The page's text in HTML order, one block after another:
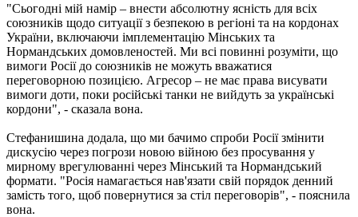
"Сьогодні мій намір – внести абсолютну ясність для всіх
союзників щодо ситуації з безпекою в регіоні та на кордонах
України, включаючи імплементацію Мінських та
Нормандських домовленостей. Ми всі повинні розуміти, що
вимоги Росії до союзників не можуть вважатися
переговорною позицією. Агресор – не має права висувати
вимоги доти, поки російські танки не вийдуть за українські
кордони", - сказала вона.
Стефанишина додала, що ми бачимо спроби Росії змінити
дискусію через погрози новою війною без просування у
мирному врегулюванні через Мінський та Нормандський
формати. "Росія намагається нав'язати свій порядок денний
замість того, щоб повернутися за стіл переговорів", - пояснила
вона.